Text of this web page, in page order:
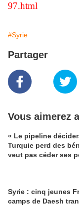
97.html
#Syrie
Partager
Vous aimerez
« Le pipeline
Turquie perd des
veut pas céder ses
Syrie : cinq jeunes
camps de Daesh